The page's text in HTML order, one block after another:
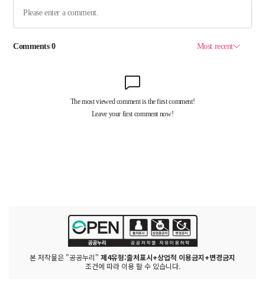
본 저작물은 "공공누리" 제4유형:출처표시+상업적 이용금지+변경금지
조건에 따라 이용 할 수 있습니다.